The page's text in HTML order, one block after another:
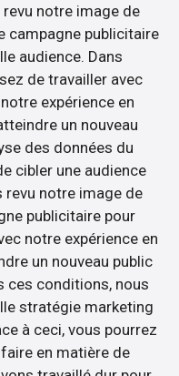
revu notre image de
campagne publicitaire
audience. Dans
de travailler avec
expérience en
un nouveau
des données du
cibler une audience
revu notre image de
publicitaire pour
notre expérience en
un nouveau public
ces conditions, nous
stratégie marketing
à ceci, vous pourrez
en matière de